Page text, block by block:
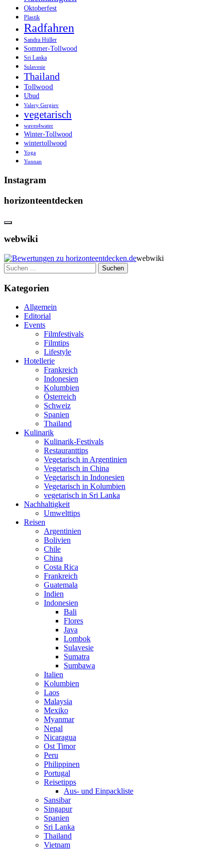
Oktoberfest
Plastik
Radfahren
Sandra Hüller
Sommer-Tollwood
Sri Lanka
Sulavesie
Thailand
Tollwood
Ubud
Valery Gergiev
vegetarisch
waves4water
Winter-Tollwood
wintertollwood
Yoga
Yunnan
Instagram
horizonteentdecken
webwiki
webwiki
Suchen
nach:
Kategorien
Allgemein
Editorial
Events
Filmfestivals
Filmtips
Lifestyle
Hotellerie
Frankreich
Indonesien
Kolumbien
Österreich
Schweiz
Spanien
Thailand
Kulinarik
Kulinarik-Festivals
Restauranttips
Vegetarisch in Argentinien
Vegetarisch in China
Vegetarisch in Indonesien
Vegetarisch in Kolumbien
vegetarisch in Sri Lanka
Nachhaltigkeit
Umwelttips
Reisen
Argentinien
Bolivien
Chile
China
Costa Rica
Frankreich
Guatemala
Indien
Indonesien
Bali
Flores
Java
Lombok
Sulavesie
Sumatra
Sumbawa
Italien
Kolumbien
Laos
Malaysia
Mexiko
Myanmar
Nepal
Nicaragua
Ost Timor
Peru
Philippinen
Portugal
Reisetipps
Aus- und Einpackliste
Sansibar
Singapur
Spanien
Sri Lanka
Thailand
Vietnam